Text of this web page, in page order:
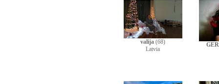
valija (68)
Latvia